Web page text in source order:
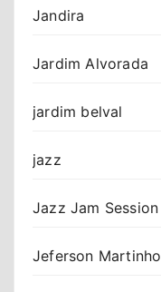
Jandira
Jardim Alvorada
jardim belval
jazz
Jazz Jam Session
Jeferson Martinho